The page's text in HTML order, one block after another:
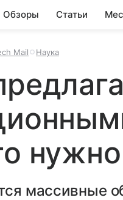
Обзоры Статьи
Mail Наука
нужно
массивные